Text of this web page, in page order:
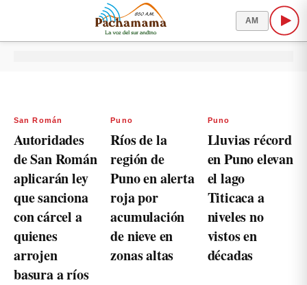
AM
San Román
Autoridades
de San Román
aplicarán ley
que sanciona
con cárcel a
quienes
arrojen
basura a ríos
Puno
Ríos de la
región de
Puno en alerta
roja por
acumulación
de nieve en
zonas altas
Puno
Lluvias récord
en Puno elevan
el lago
Titicaca a
niveles no
vistos en
décadas